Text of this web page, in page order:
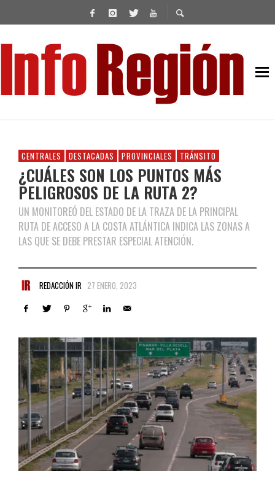
CENTRALES DESTACADAS PROVINCIALES TRÁNSITO
¿CUÁLES SON LOS PUNTOS MÁS
PELIGROSOS DE LA RUTA 2?
UN MONITOREÓ DEL ESTADO DE LA TRAZA DE LA PRINCIPAL
RUTA DE ACCESO A LA COSTA ATLÁNTICA INDICA LAS ZONAS A
LAS QUE SE DEBE PRESTAR ESPECIAL ATENCIÓN.
REDACCIÓN IR 27 ENERO, 2023